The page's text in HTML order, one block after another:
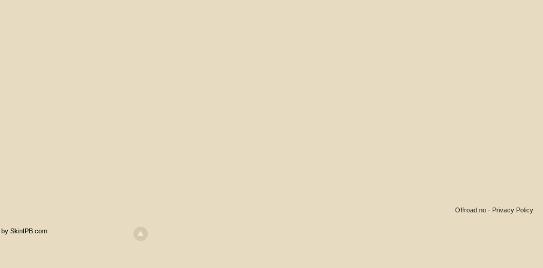
Privacy Policy
Offroad.no ·
by SkinIPB.com